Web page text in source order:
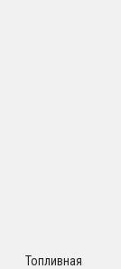
Топливная